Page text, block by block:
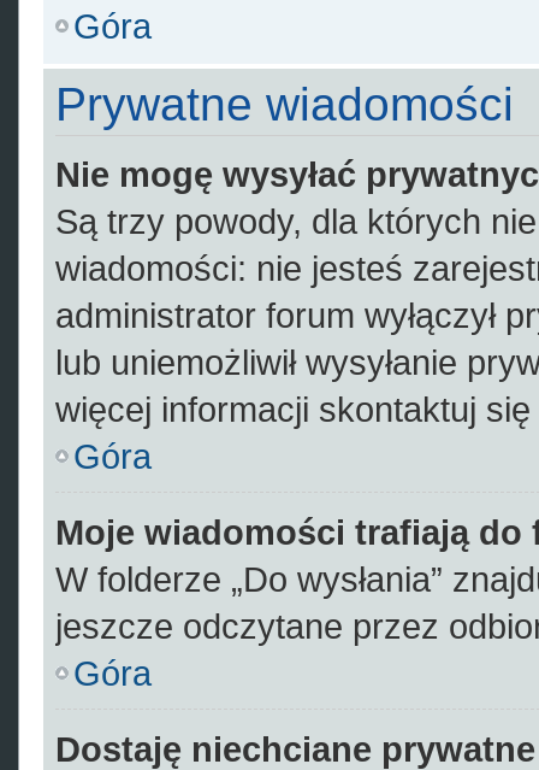
Góra
Prywatne wiadomości
Nie mogę wysyłać
Są trzy powody, dla których
wiadomości: nie jesteś
administrator forum wyłączył
lub uniemożliwił wysyłanie
więcej informacji skontaktuj
Góra
Moje wiadomości trafiają do
W folderze „Do wysłania”
jeszcze odczytane przez
Góra
Dostaję niechciane